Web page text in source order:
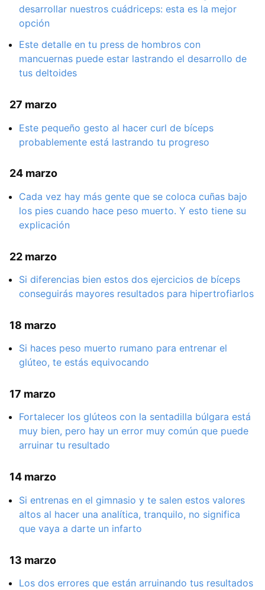
desarrollar nuestros cuádriceps: esta es la mejor
opción
Este detalle en tu press de hombros con
mancuernas puede estar lastrando el desarrollo de
tus deltoides
27 marzo
Este pequeño gesto al hacer curl de bíceps
probablemente está lastrando tu progreso
24 marzo
Cada vez hay más gente que se coloca cuñas bajo
los pies cuando hace peso muerto. Y esto tiene su
explicación
22 marzo
Si diferencias bien estos dos ejercicios de bíceps
conseguirás mayores resultados para hipertrofiarlos
18 marzo
Si haces peso muerto rumano para entrenar el
glúteo, te estás equivocando
17 marzo
Fortalecer los glúteos con la sentadilla búlgara está
muy bien, pero hay un error muy común que puede
arruinar tu resultado
14 marzo
Si entrenas en el gimnasio y te salen estos valores
altos al hacer una analítica, tranquilo, no significa
que vaya a darte un infarto
13 marzo
Los dos errores que están arruinando tus resultados